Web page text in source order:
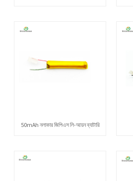
50mAh নলাকার জিপিএস লি-আয়ন ব্যাটারি